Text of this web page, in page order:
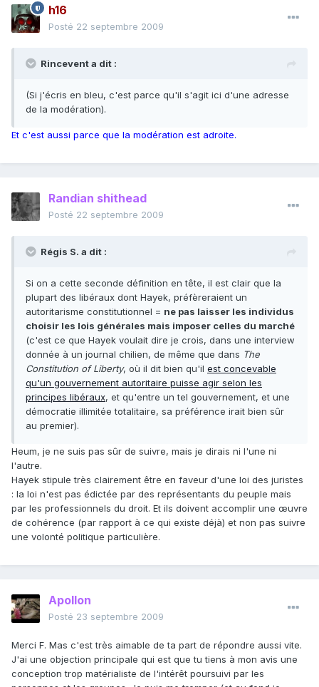
h16
Posté 22 septembre 2009
Rincevent a dit :
(Si j'écris en bleu, c'est parce qu'il s'agit ici d'une adresse
de la modération).
Et c'est aussi parce que la modération est adroite.
Randian shithead
Posté 22 septembre 2009
Régis S. a dit :
Si on a cette seconde définition en tête, il est clair que la
plupart des libéraux dont Hayek, préfèreraient un
autoritarisme constitutionnel = ne pas laisser les individus
choisir les lois générales mais imposer celles du marché
(c'est ce que Hayek voulait dire je crois, dans une interview
donnée à un journal chilien, de même que dans The
Constitution of Liberty, où il dit bien qu'il est concevable
qu'un gouvernement autoritaire puisse agir selon les
principes libéraux, et qu'entre un tel gouvernement, et une
démocratie illimitée totalitaire, sa préférence irait bien sûr
au premier).
Heum, je ne suis pas sûr de suivre, mais je dirais ni l'une ni
l'autre.
Hayek stipule très clairement être en faveur d'une loi des juristes
: la loi n'est pas édictée par des représentants du peuple mais
par les professionnels du droit. Et ils doivent accomplir une œuvre
de cohérence (par rapport à ce qui existe déjà) et non pas suivre
une volonté politique particulière.
Apollon
Posté 23 septembre 2009
Merci F. Mas c'est très aimable de ta part de répondre aussi vite.
J'ai une objection principale qui est que tu tiens à mon avis une
conception trop matérialiste de l'intérêt poursuivi par les